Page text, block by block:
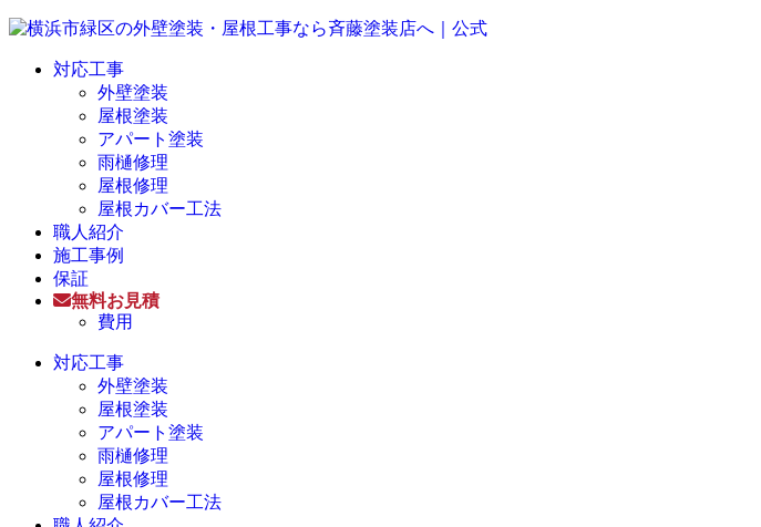
対応工事
外壁塗装
屋根塗装
アパート塗装
雨樋修理
屋根修理
屋根カバー工法
職人紹介
施工事例
保証
無料お見積
費用
対応工事
外壁塗装
屋根塗装
アパート塗装
雨樋修理
屋根修理
屋根カバー工法